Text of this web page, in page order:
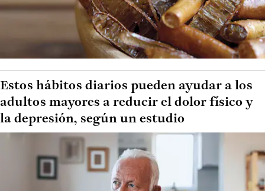
Estos hábitos diarios pueden ayudar a los
adultos mayores a reducir el dolor físico y
la depresión, según un estudio